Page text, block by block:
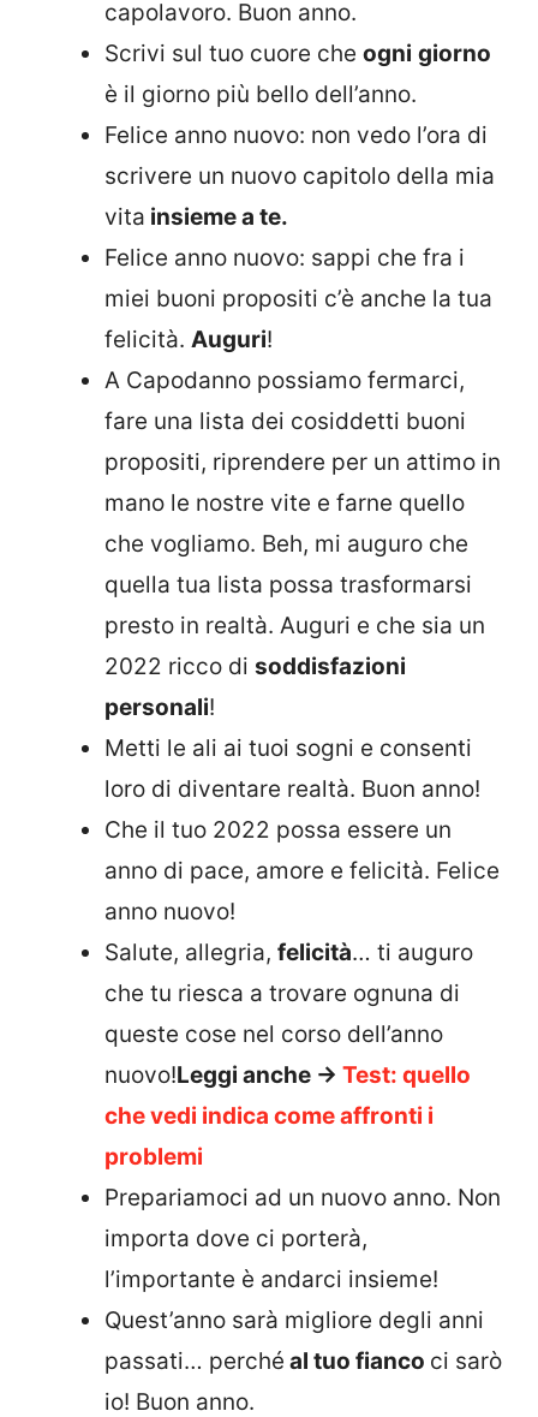
capolavoro. Buon anno.
Scrivi sul tuo cuore che ogni giorno
è il giorno più bello dell’anno.
Felice anno nuovo: non vedo l’ora di
scrivere un nuovo capitolo della mia
vita insieme a te.
Felice anno nuovo: sappi che fra i
miei buoni propositi c’è anche la tua
felicità. Auguri!
A Capodanno possiamo fermarci,
fare una lista dei cosiddetti buoni
propositi, riprendere per un attimo in
mano le nostre vite e farne quello
che vogliamo. Beh, mi auguro che
quella tua lista possa trasformarsi
presto in realtà. Auguri e che sia un
2022 ricco di soddisfazioni
personali!
Metti le ali ai tuoi sogni e consenti
loro di diventare realtà. Buon anno!
Che il tuo 2022 possa essere un
anno di pace, amore e felicità. Felice
anno nuovo!
Salute, allegria, felicità… ti auguro
che tu riesca a trovare ognuna di
queste cose nel corso dell’anno
nuovo!Leggi anche -> Test: quello
che vedi indica come affronti i
problemi
Prepariamoci ad un nuovo anno. Non
importa dove ci porterà,
l’importante è andarci insieme!
Quest’anno sarà migliore degli anni
passati… perché al tuo fianco ci sarò
io! Buon anno.